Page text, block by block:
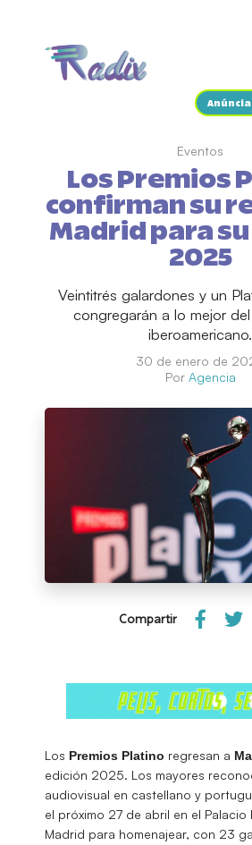
Eventos
Los Premios
confirman su
Madrid para
2025
Veintitrés galardones y un
congregarán a lo mejor
iberoamericano.
30 de enero de
Por Agencia
Compartir
Los Premios Platino regresan a
edición 2025. Los mayores
audiovisual en castellano y
el próximo 27 de abril en el Palacio
Madrid para homenajear, con 23